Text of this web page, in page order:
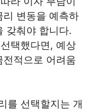
리 변동을 예측하
갖춰야 합니다.
택했다면, 예상
적으로 어려움
를 선택할지는 개